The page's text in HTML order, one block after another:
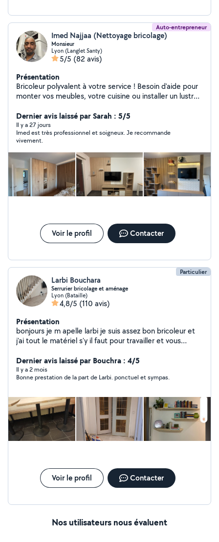
Auto-entrepreneur
Imed Najjaa (Nettoyage bricolage)
Monsieur
Lyon (Langlet Santy)
5/5 (82 avis)
Présentation
Bricoleur polyvalent à votre service ! Besoin d'aide pour
monter vos meubles, votre cuisine ou installer un lustre?
marques (IKEA, Conforama, Leroy Merlin) Montage et
installation de cuisines Installation de luminaires et
petits travaux de bricolage Soigneux, ponctuel et
expérimenté, je m'assure que tout soit fait
correctement et rapidement. Contactez-moi pour un
devis ou pour planifier votre projet !
Dernier avis laissé par Sarah : 5/5
Il y a 27 jours
Imed est très professionnel et soigneux. Je recommande
vivement.
Voir le profil Contacter
Particulier
Larbi Bouchara
Serrurier bricolage et aménage
Lyon (Bataille)
4,8/5 (110 avis)
Présentation
bonjours je m apelle larbi je suis assez bon bricoleur et
j'ai tout le matériel s'y il faut pour travailler et vous
rénovation., aménagement d intérieur .montage de
meuble cuisine décoration et aussi réparation et
fabrication d ouvrages métalliques. De préférence
marchands de tapis. Devis gratuit
Dernier avis laissé par Bouchra : 4/5
Il y a 2 mois
Bonne prestation de la part de Larbi. ponctuel et sympas.
Voir le profil Contacter
Nos utilisateurs nous évaluent